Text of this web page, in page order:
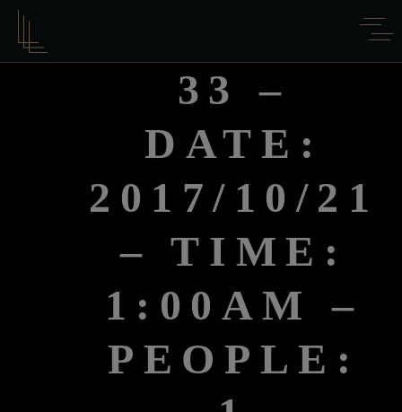
33 –
DATE:
2017/10/21
– TIME:
1:00AM –
PEOPLE: